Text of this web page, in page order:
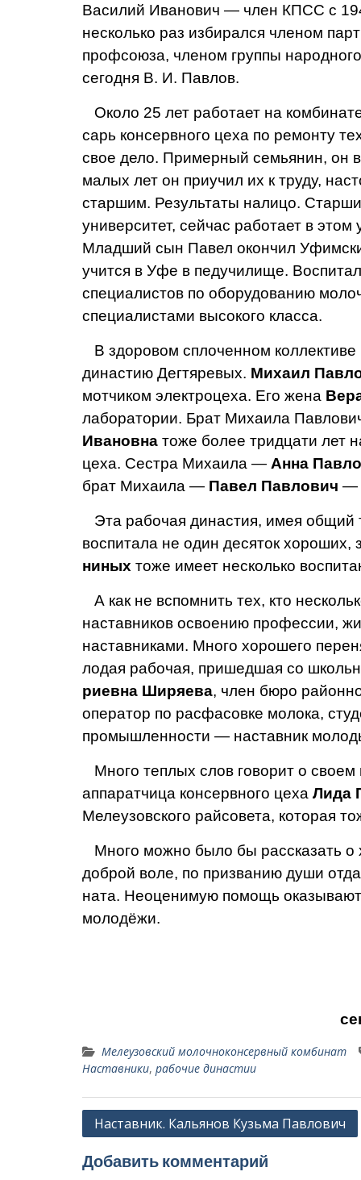
Васи­лий Иванович — член КПСС с
не­сколько раз избирался членом
профсоюза, членом группы
сегодня В. И. Павлов.
Около 25 лет работает на
сарь консервного цеха по ре­монту
свое дело. Примерный семьянин, он
малых лет он приучил их к труду,
старшим. Результаты налицо.
университет, сейчас работает в
Младший сын Павел окончил
учится в Уфе в педучилище.
специалистов по оборудо­ванию
специалистами высокого клас­са.
В здоровом сплоченном кол­лективе
династию Дегтяревых. Михаил
мотчиком электроцеха. Его же­на
лаборатории. Брат Михаила
Ивановна тоже более тридцати лет
цеха. Сестра Михаила — Анна
брат Миха­ила — Павел Павлович —
Эта рабочая династия, имея общий
воспитала не один десяток
ниных тоже имеет несколько
А как не вспомнить тех, кто
наставников освоению профессии,
наставниками. Много хорошего
лодая рабочая, пришедшая со
риевна Ширяева, член бюро
оператор по расфасовке молока,
промышленно­сти — наставник
Много теплых слов говорит о своем
аппаратчица консервного цеха Лида
Мелеузовского райсо­вета, которая
Много можно было бы рас­сказать
доброй воле, по призванию души
ната. Неоценимую помощь
молодёжи.
Мелеузовский молочноконсервный комбинат
Наставники, рабочие династии
Навигация
записям
Наставник. Кальянов Кузьма Павлович
Добавить комментарий